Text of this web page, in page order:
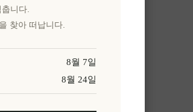
니다.
찾아 떠납니다.
8월 7일
8월 24일